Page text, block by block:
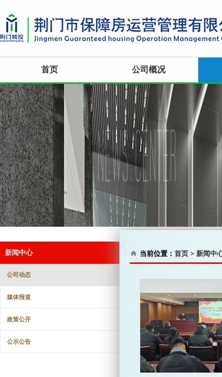
首页 公司概况
新闻中心
公司动态
媒体报道
政策公开
公示公告
当前位置： 首页 > 新闻中